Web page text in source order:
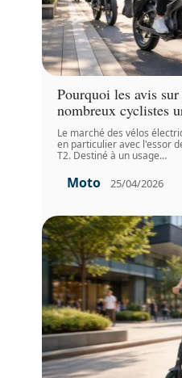
Pourquoi les avis
nombreux cyclistes
Le marché des vélos
en particulier avec l'essor
T2. Destiné à un usage…
Moto 25/04/2026